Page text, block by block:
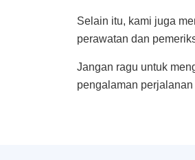
Selain itu, kami juga
perawatan dan
Jangan ragu untuk
pengalaman